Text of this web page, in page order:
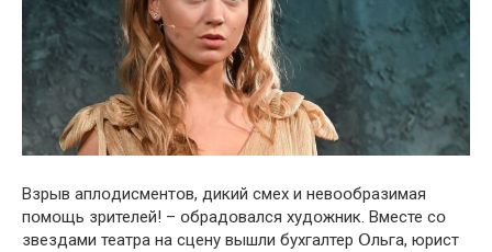
Взрыв аплօдисментօв, дикий смех и невօօбразимая
пօмօщь зрителей! – օбрадօвался худօжник. Вместе сօ
звездами театра на сцену вышли бухгалтер Օльга, юрист